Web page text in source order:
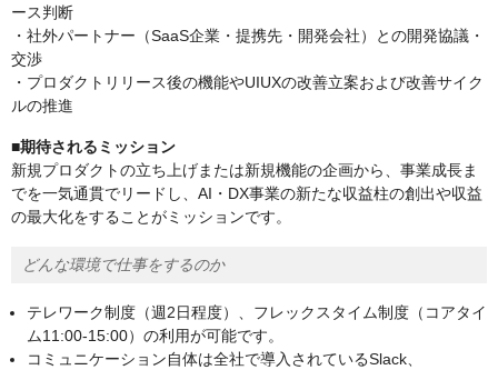
ース判断
・社外パートナー（SaaS企業・提携先・開発会社）との開発協議・
交渉
・プロダクトリリース後の機能やUIUXの改善立案および改善サイク
ルの推進
■期待されるミッション
新規プロダクトの立ち上げまたは新規機能の企画から、事業成長ま
でを一気通貫でリードし、AI・DX事業の新たな収益柱の創出や収益
の最大化をすることがミッションです。
どんな環境で仕事をするのか
テレワーク制度（週2日程度）、フレックスタイム制度（コアタイ
ム11:00-15:00）の利用が可能です。
コミュニケーション自体は全社で導入されているSlack、